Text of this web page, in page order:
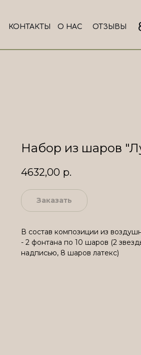
ОТЗЫВЫ
О НАС
КОНТАКТЫ
Набор из шаров
4632,00 р.
Заказать
В состав композиции из
- 2 фонтана по 10 шаров (2
надписью, 8 шаров латекс)